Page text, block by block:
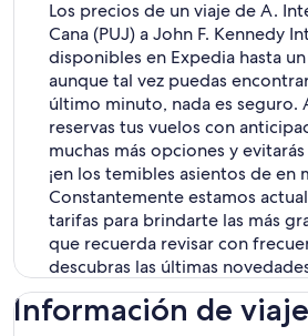
Los precios de un viaje de A.
Cana (PUJ) a John F. Kennedy
disponibles en Expedia hasta
aunque tal vez puedas
último minuto, nada es seguro.
reservas tus vuelos con
muchas más opciones y
¡en los temibles asientos de en
Constantemente estamos
tarifas para brindarte las más
que recuerda revisar con
descubras las últimas
Información de viaje